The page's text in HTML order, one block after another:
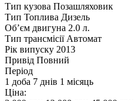
Тип кузова Позашляховик
Тип Топлива Дизель
Обʼєм двигуна 2.0 л.
Тип трансмісії Автомат
Рік випуску 2013
Привід Повний
Період
1 доба 7 днів 1 місяць
Ціна: